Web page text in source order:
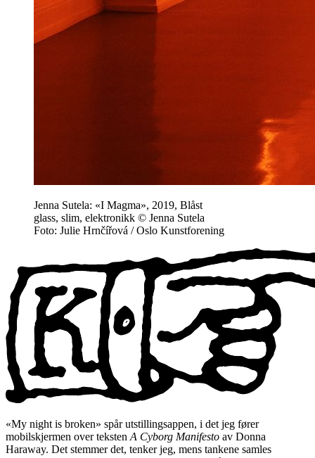
Jenna Sutela: «I Magma», 2019, Blåst
glass, slim, elektronikk © Jenna Sutela
Foto: Julie Hrnčířová / Oslo Kunstforening
«My night is broken» spår utstillingsappen, i det jeg fører
mobilskjermen over teksten A Cyborg Manifesto av Donna
Haraway. Det stemmer det, tenker jeg, mens tankene samles